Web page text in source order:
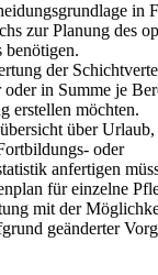
in
zur Planung des
benötigen.
der
in Summe je
erstellen möchten.
über Urlaub,
oder
anfertigen
für einzelne
mit der
geänderter